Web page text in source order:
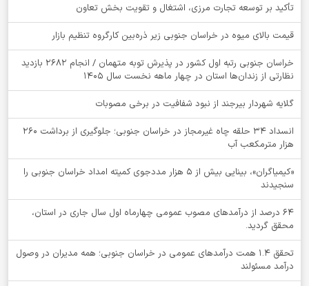
تأکید بر توسعه تجارت مرزی، اشتغال و تقویت بخش تعاون
قیمت بالای میوه در خراسان جنوبی زیر ذره‌بین کارگروه تنظیم بازار
خراسان جنوبی رتبه اول کشور در پذیرش توبه متهمان / انجام ۲۶۸۲ بازدید
نظارتی از زندان‌ها استان در چهار ماهه نخست سال 1405
گلایه شهردار بیرجند از نبود شفافیت در برخی مصوبات
انسداد ۳۴ حلقه چاه غیرمجاز در خراسان جنوبی؛ جلوگیری از برداشت ۲۶۰
هزار مترمکعب آب
«کیمیاگران»، بینایی بیش از ۵ هزار مددجوی کمیته امداد خراسان جنوبی را
سنجیدند
64 درصد از درآمدهای مصوب عمومی چهارماه اول سال جاری در استان،
محقق گردید.
تحقق ۱.۴ همت درآمدهای عمومی در خراسان جنوبی؛ همه مدیران در وصول
درآمد مسئولند